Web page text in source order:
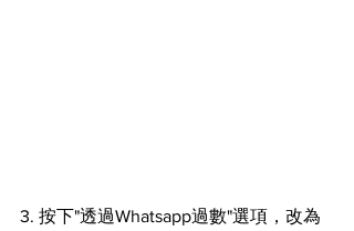
3. 按下"透過Whatsapp過數"選項，改為